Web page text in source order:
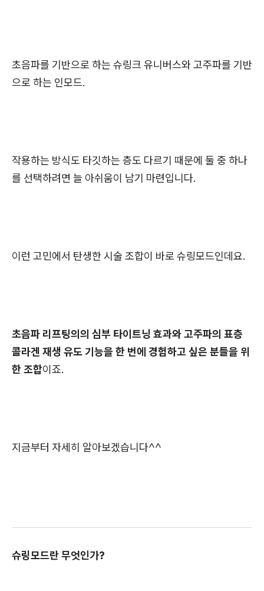
초음파를 기반으로 하는 슈링크 유니버스와 고주파를 기반
으로 하는 인모드.
작용하는 방식도 타깃하는 층도 다르기 때문에 둘 중 하나
를 선택하려면 늘 아쉬움이 남기 마련입니다.
이런 고민에서 탄생한 시술 조합이 바로 슈링모드인데요.
초음파 리프팅의의 심부 타이트닝 효과와 고주파의 표층
콜라겐 재생 유도 기능을 한 번에 경험하고 싶은 분들을 위
한 조합이죠.
지금부터 자세히 알아보겠습니다^^
슈링모드란 무엇인가?